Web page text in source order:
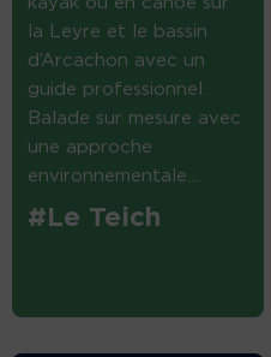
la Leyre et le bassin
d’Arcachon avec un
guide professionnel.
Balade sur mesure avec
une approche
environnementale....
#Le Teich